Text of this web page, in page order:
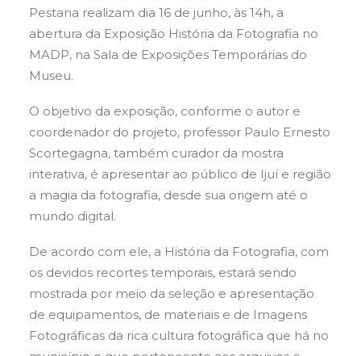
Pestana realizam dia 16 de junho, às 14h, a
abertura da Exposição História da Fotografia no
MADP, na Sala de Exposições Temporárias do
Museu.
O objetivo da exposição, conforme o autor e
coordenador do projeto, professor Paulo Ernesto
Scortegagna, também curador da mostra
interativa, é apresentar ao público de Ijuí e região
a magia da fotografia, desde sua origem até o
mundo digital.
De acordo com ele, a História da Fotografia, com
os devidos recortes temporais, estará sendo
mostrada por meio da seleção e apresentação
de equipamentos, de materiais e de Imagens
Fotográficas da rica cultura fotográfica que há no